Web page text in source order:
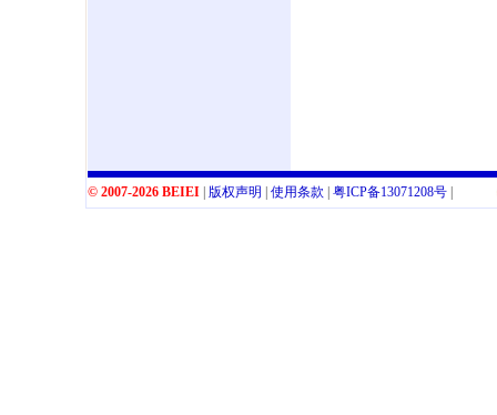
© 2007-2026 BEIEI| 版权声明 使用条款 粤ICP备13071208号|